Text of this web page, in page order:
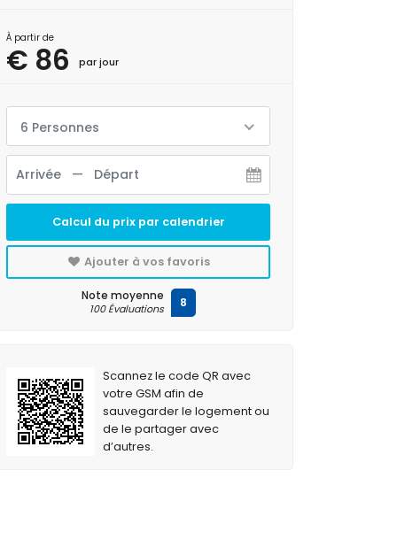
À partir de
€ 86 par jour
6 Personnes
Calcul du prix par calendrier
Ajouter à vos favoris
Note moyenne
100 Évaluations 8
Scannez le code QR avec
votre GSM afin de
sauvegarder le logement ou
de le partager avec
d’autres.